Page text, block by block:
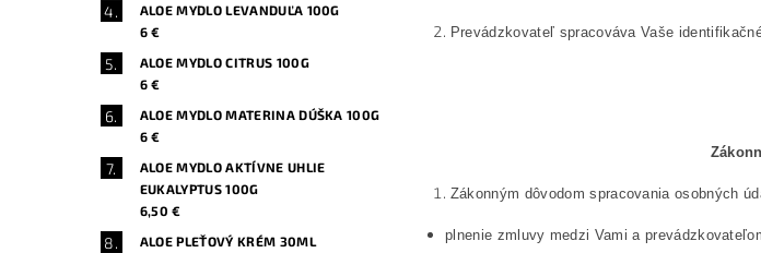
ALOE MYDLO LEVANDUĽA 100G
6 €
ALOE MYDLO CITRUS 100G
6 €
ALOE MYDLO MATERINA DÚŠKA 100G
6 €
ALOE MYDLO AKTÍVNE UHLIE
EUKALYPTUS 100G
6,50 €
ALOE PLEŤOVÝ KRÉM 30ML
Prevádzkovateľ spracováva Vaše
Zákonným dôvodom spracovania osobných
plnenie zmluvy medzi Vami a